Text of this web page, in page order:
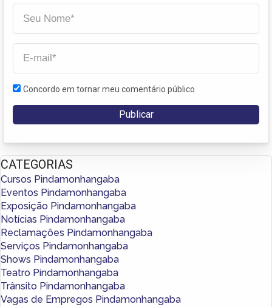
Concordo em tornar meu comentário público
CATEGORIAS
Cursos Pindamonhangaba
Eventos Pindamonhangaba
Exposição Pindamonhangaba
Notícias Pindamonhangaba
Reclamações Pindamonhangaba
Serviços Pindamonhangaba
Shows Pindamonhangaba
Teatro Pindamonhangaba
Trânsito Pindamonhangaba
Vagas de Empregos Pindamonhangaba